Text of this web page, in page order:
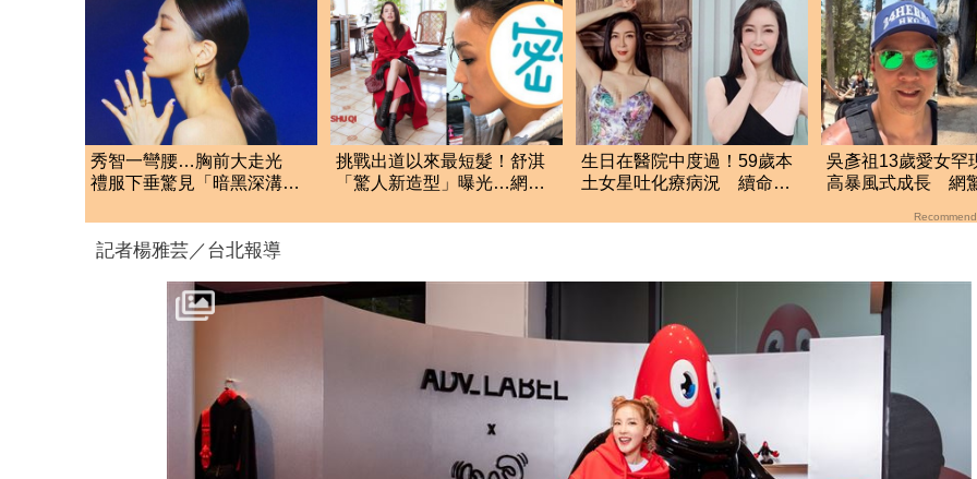
秀智一彎腰…胸前大走光
禮服下垂驚見「暗黑深溝」
挑戰出道以來最短髮！舒淇
「驚人新造型」曝光…網
生日在醫院中度過！59歲本
土女星吐化療病況 續命心
吳彥祖13歲愛女罕
高暴風式成長 網
記者楊雅芸／台北報導